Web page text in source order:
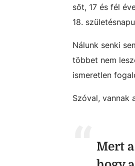
sőt, 17 és fél
18.
Nálunk senki
többet nem
ismeretlen
Szóval, vannak
Mert